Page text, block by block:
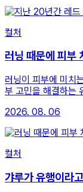
컬처
러닝 때문에 피부
러닝이 피부에 미치
부 고민을 해결하는
2026. 08. 06
컬처
갸루가 유행이라